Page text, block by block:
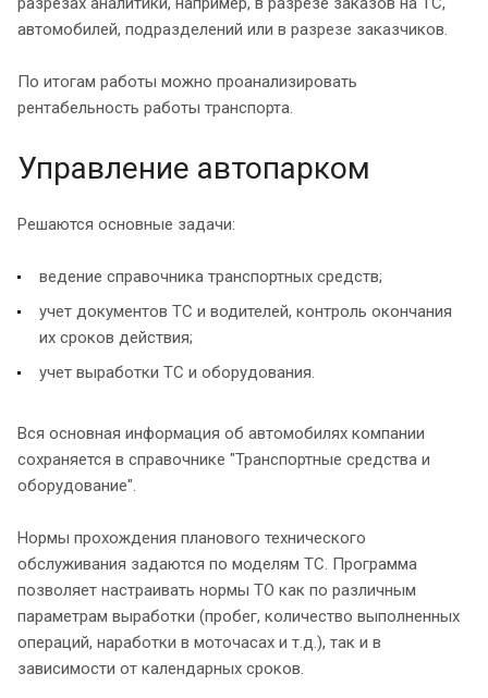
автомобилей, подразделений или в разрезе заказчиков.
По итогам работы можно проанализировать
рентабельность работы транспорта.
Управление автопарком
Решаются основные задачи:
ведение справочника транспортных средств;
учет документов ТС и водителей, контроль окончания
их сроков действия;
учет выработки ТС и оборудования.
Вся основная информация об автомобилях компании
сохраняется в справочнике "Транспортные средства и
оборудование".
Нормы прохождения планового технического
обслуживания задаются по моделям ТС. Программа
позволяет настраивать нормы ТО как по различным
параметрам выработки (пробег, количество выполненных
операций, наработки в моточасах и т.д.), так и в
зависимости от календарных сроков.